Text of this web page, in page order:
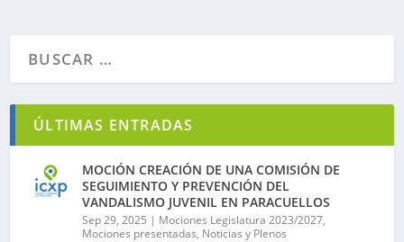
ÚLTIMAS ENTRADAS
MOCIÓN CREACIÓN DE UNA COMISIÓN DE
SEGUIMIENTO Y PREVENCIÓN DEL
VANDALISMO JUVENIL EN PARACUELLOS
Sep 29, 2025 | Mociones Legislatura 2023/2027,
Mociones presentadas, Noticias y Plenos